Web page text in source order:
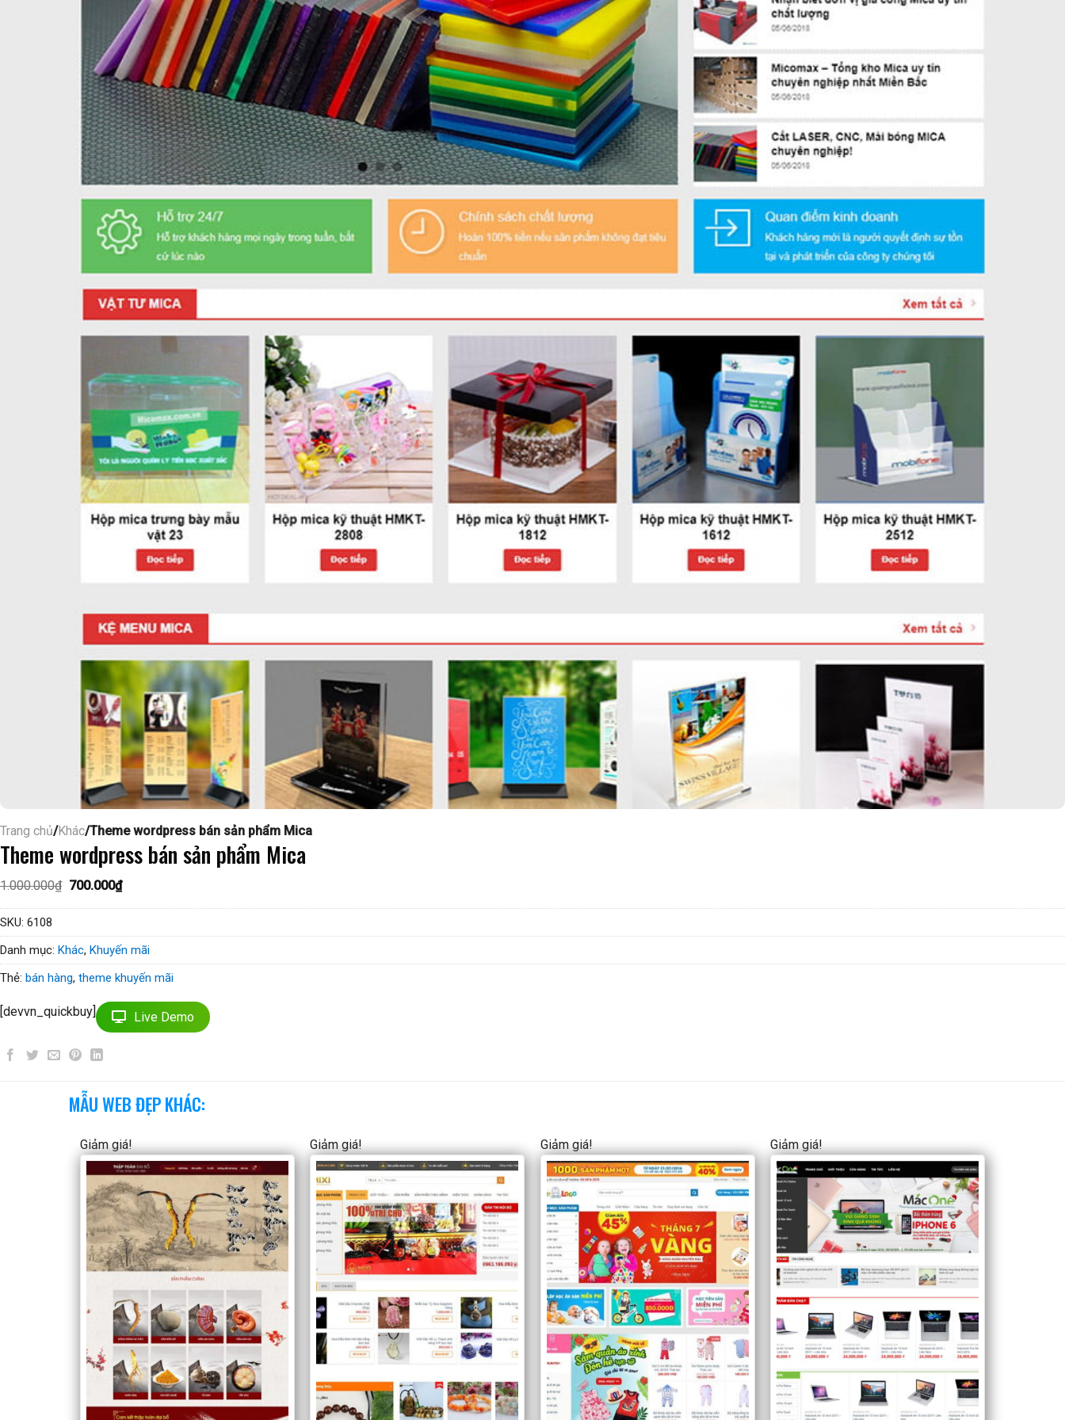
Trang chủ/Khác/Theme wordpress bán sản phẩm Mica
Theme wordpress bán sản phẩm Mica
1.000.000₫ Giá
là:
700.000₫Giá
hiện
tại
700.000₫.
SKU: 6108
Danh mục: Khác, Khuyến mãi
Thẻ: bán hàng, theme khuyến mãi
[devvn_quickbuy] Live Demo
MẪU WEB ĐẸP KHÁC:
Giảm giá! Giảm giá! Giảm giá! Giảm giá!